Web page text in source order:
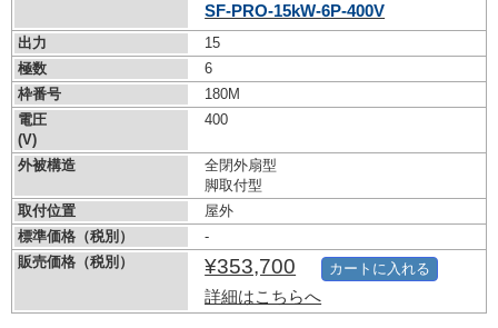
SF-PRO-15kW-6P-400V
出力
15
極数
6
枠番号
180M
電圧
(V)
400
外被構造
全閉外扇型
脚取付型
取付位置
屋外
標準価格（税別）
-
販売価格（税別）
¥353,700
詳細はこちらへ
カートに入れる